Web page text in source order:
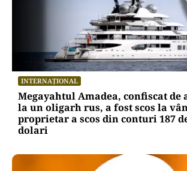
Alin Tișe atacă frontal
„România a devenit coșul de
investitorilor”